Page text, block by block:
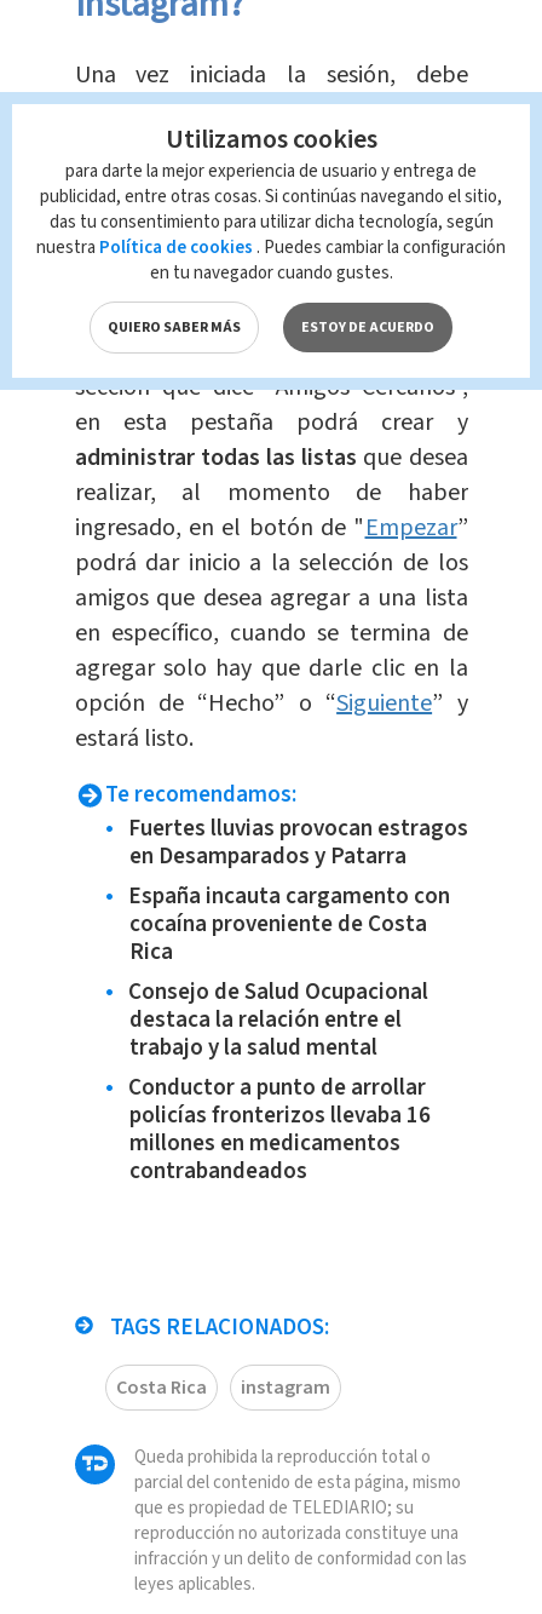
Una vez iniciada la sesión, debe
ingresar al perfilde la cuenta y en la
esquina inferior derecha de la
pantalla, en las tres líneas
horizontales de la esquina superior
derecha, al darle clic podrá ver el
menú de opciones.
Después de esto podrá observar la
sección que dice “Amigos Cercanos”,
en esta pestaña podrá crear y
administrar todas las listas que desea
realizar, al momento de haber
ingresado, en el botón de "Empezar”
podrá dar inicio a la selección de los
amigos que desea agregar a una lista
en específico, cuando se termina de
agregar solo hay que darle clic en la
opción de “Hecho” o “Siguiente” y
estará listo.
Te recomendamos:
Fuertes lluvias provocan estragos
en Desamparados y Patarra
España incauta cargamento con
cocaína proveniente de Costa
Rica
Consejo de Salud Ocupacional
destaca la relación entre el
trabajo y la salud mental
Conductor a punto de arrollar
policías fronterizos llevaba 16
millones en medicamentos
contrabandeados
TAGS RELACIONADOS:
Costa Rica instagram
Queda prohibida la reproducción total o
parcial del contenido de esta página, mismo
que es propiedad de TELEDIARIO; su
reproducción no autorizada constituye una
infracción y un delito de conformidad con las
leyes aplicables.
Utilizamos cookies
para darte la mejor experiencia de usuario y entrega de
publicidad, entre otras cosas. Si continúas navegando el sitio,
das tu consentimiento para utilizar dicha tecnología, según
nuestra Política de cookies . Puedes cambiar la configuración
en tu navegador cuando gustes.
QUIERO SABER MÁS ESTOY DE ACUERDO